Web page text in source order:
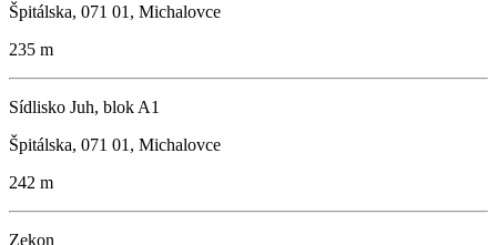
Špitálska, 071 01, Michalovce
235 m
Sídlisko Juh, blok A1
Špitálska, 071 01, Michalovce
242 m
Zekon